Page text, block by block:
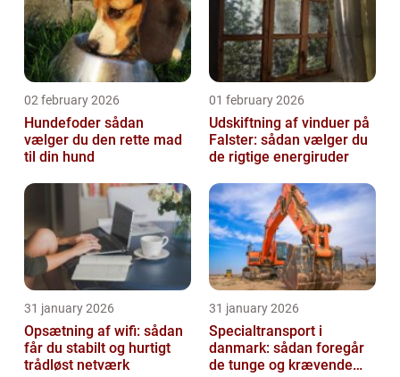
02 february 2026
Hundefoder sådan
vælger du den rette mad
til din hund
01 february 2026
Udskiftning af vinduer på
Falster: sådan vælger du
de rigtige energiruder
31 january 2026
Opsætning af wifi: sådan
får du stabilt og hurtigt
trådløst netværk
31 january 2026
Specialtransport i
danmark: sådan foregår
de tunge og krævende